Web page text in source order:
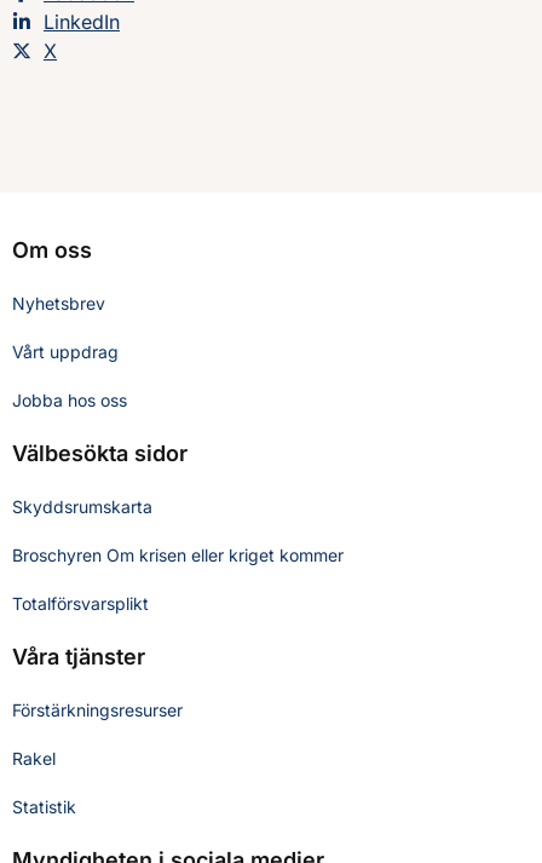
Dela sidan på
LinkedIn
Dela sidan på
X
Om oss
Nyhetsbrev
Vårt uppdrag
Jobba hos oss
Välbesökta sidor
Skyddsrumskarta
Broschyren Om krisen eller kriget kommer
Totalförsvarsplikt
Våra tjänster
Förstärkningsresurser
Rakel
Statistik